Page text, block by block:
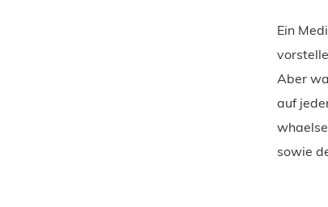
Ein
Aber
auf
sowie